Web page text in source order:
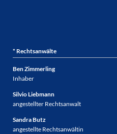
* Rechtsanwälte
Ben Zimmerling
Inhaber
Silvio Liebmann
angestellter Rechtsanwalt
Sandra Butz
angestellte Rechtsanwältin